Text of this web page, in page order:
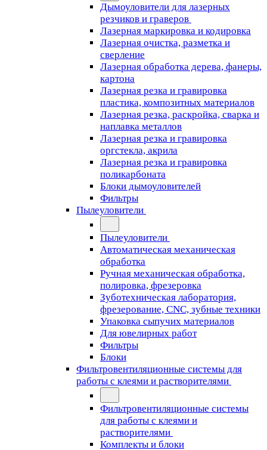
Дымоуловители для лазерных
резчиков и граверов
Лазерная маркировка и кодировка
Лазерная очистка, разметка и
сверление
Лазерная обработка дерева, фанеры,
картона
Лазерная резка и гравировка
пластика, композитных материалов
Лазерная резка, раскройка, сварка и
наплавка металлов
Лазерная резка и гравировка
оргстекла, акрила
Лазерная резка и гравировка
поликарбоната
Блоки дымоуловителей
Фильтры
Пылеуловители
Пылеуловители
Автоматическая механическая
обработка
Ручная механическая обработка,
полировка, фрезеровка
Зуботехническая лаборатория,
фрезерование, CNC, зубные техники
Упаковка сыпучих материалов
Для ювелирных работ
Фильтры
Блоки
Фильтровентиляционные системы для
работы с клеями и растворителями
Фильтровентиляционные системы
для работы с клеями и
растворителями
Комплекты и блоки